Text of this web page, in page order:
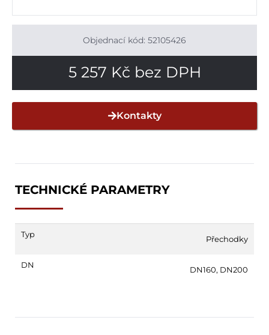
TECHNICKÉ PARAMETRY
Typ Přechodky
DN DN160, DN200
Objednací kód: 52105426
5 257 Kč bez DPH
Kontakty